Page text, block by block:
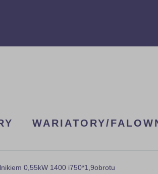
WARIATORY/
0,55kW 1400 i750*1,9obrotu